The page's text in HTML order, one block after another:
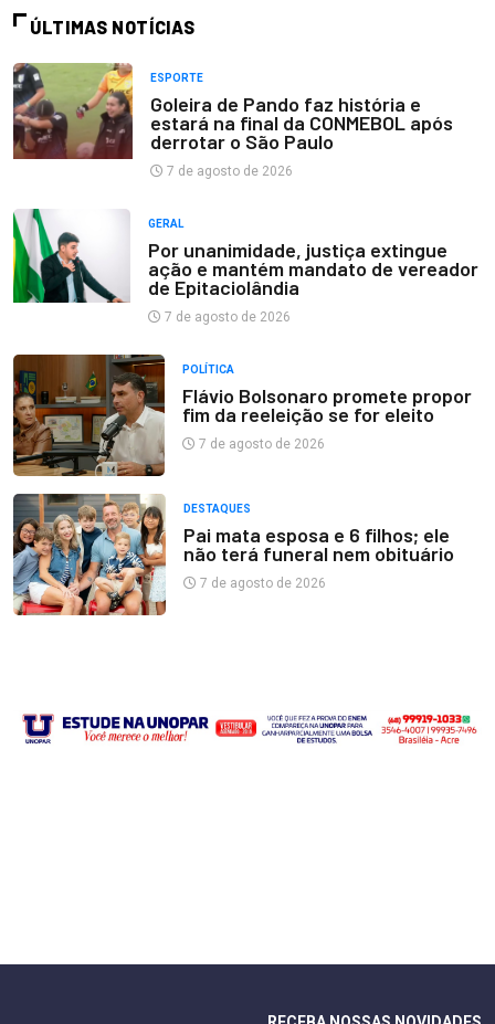
ÚLTIMAS NOTÍCIAS
ESPORTE
Goleira de Pando faz história e
estará na final da CONMEBOL após
derrotar o São Paulo
7 de agosto de 2026
GERAL
Por unanimidade, justiça extingue
ação e mantém mandato de vereador
de Epitaciolândia
7 de agosto de 2026
POLÍTICA
Flávio Bolsonaro promete propor
fim da reeleição se for eleito
7 de agosto de 2026
DESTAQUES
Pai mata esposa e 6 filhos; ele
não terá funeral nem obituário
7 de agosto de 2026